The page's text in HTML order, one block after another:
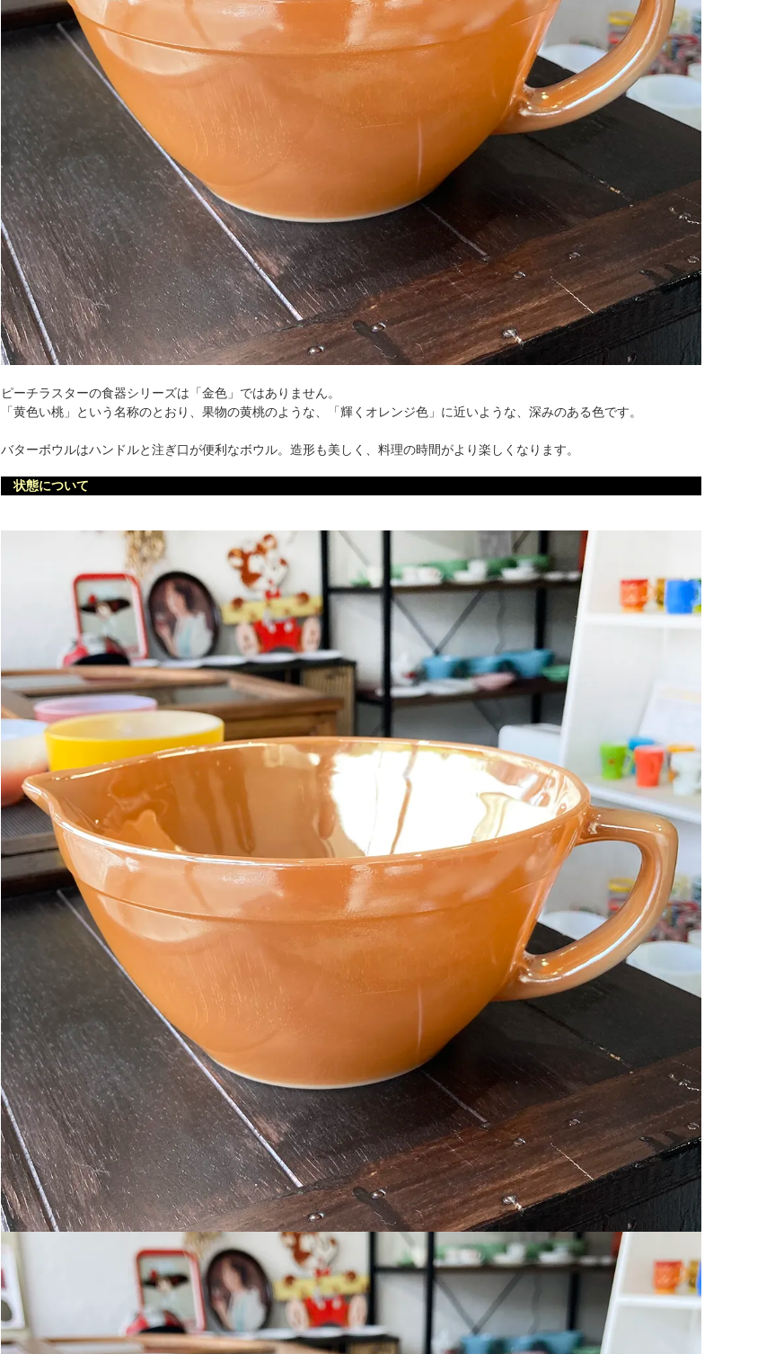
ピーチラスターの食器シリーズは「金色」ではありません。
「黄色い桃」という名称のとおり、果物の黄桃のような、「輝くオレンジ色」に近いような、深みのある色です。
バターボウルはハンドルと注ぎ口が便利なボウル。造形も美しく、料理の時間がより楽しくなります。
状態について